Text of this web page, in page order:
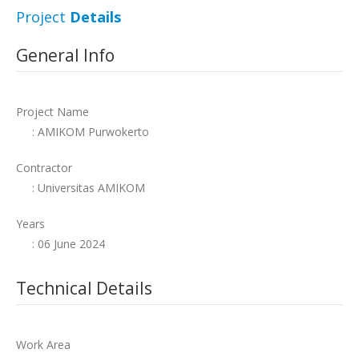
Project Details
General Info
Project Name
: AMIKOM Purwokerto
Contractor
: Universitas AMIKOM
Years
: 06 June 2024
Technical Details
Work Area